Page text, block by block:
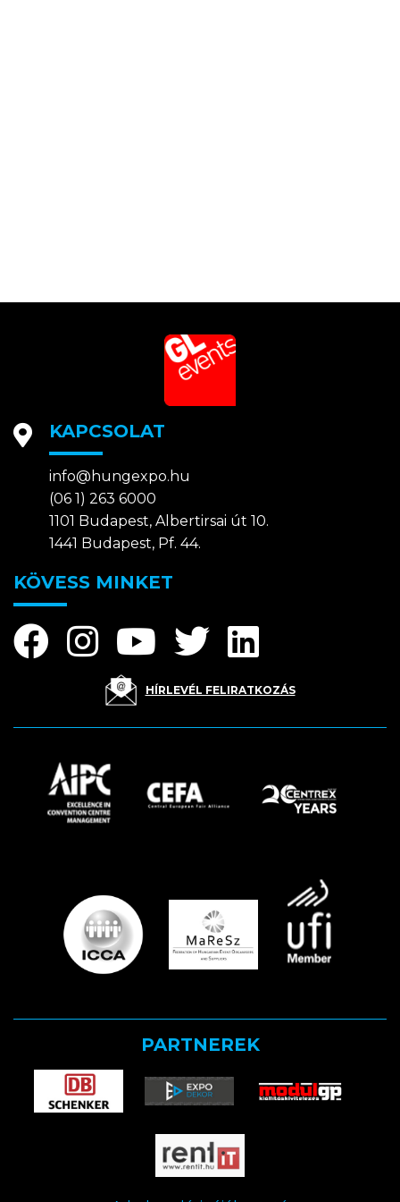
KAPCSOLAT
info@hungexpo.hu
(06 1) 263 6000
1101 Budapest, Albertirsai út 10.
1441 Budapest, Pf. 44.
KÖVESS MINKET
HÍRLEVÉL FELIRATKOZÁS
PARTNEREK